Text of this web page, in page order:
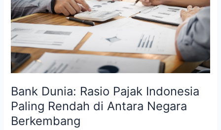
Bank Dunia: Rasio Pajak Indonesia
Paling Rendah di Antara Negara
Berkembang
Paling
Rendah
di
Antara
Negara
Berkembang